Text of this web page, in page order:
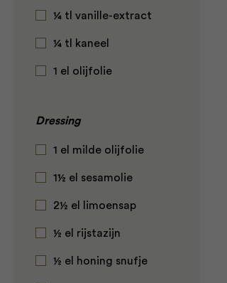
¼ tl vanille-extract
¼ tl kaneel
1 el olijfolie
Dressing
1 el milde olijfolie
1½ el sesamolie
2½ el limoensap
½ el rijstazijn
½ el honing snufje